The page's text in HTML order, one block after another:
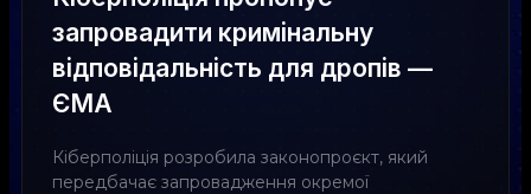
запровадити кримінальну
відповідальність для дропів —
ЄМА
Кіберполіція розробила законопроєкт, який
передбачає запровадження окремої